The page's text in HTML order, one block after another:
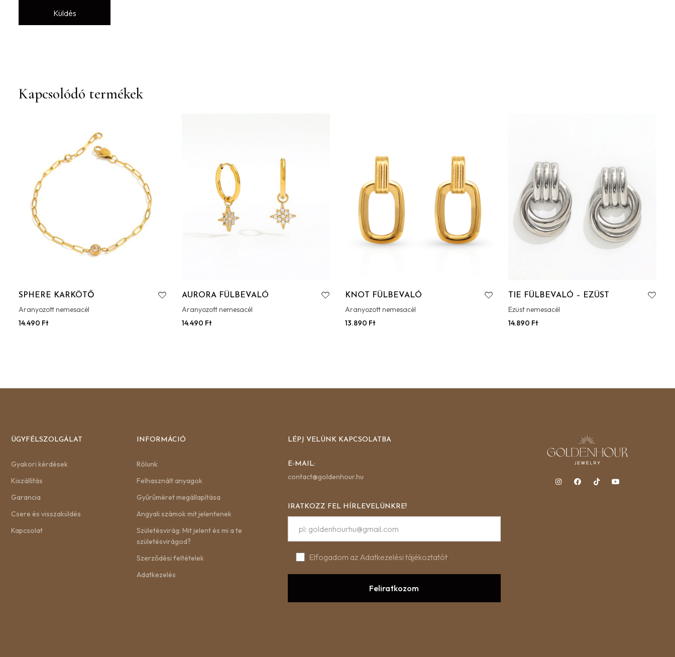
Kapcsolódó termékek
SPHERE KARKÖTŐ
Aranyozott nemesacél
14.490 Ft
AURORA FÜLBEVALÓ
Aranyozott nemesacél
14.490 Ft
KNOT FÜLBEVALÓ
Aranyozott nemesacél
13.890 Ft
TIE FÜLBEVALÓ – EZÜST
Ezüst nemesacél
14.890 Ft
ÜGYFÉLSZOLGÁLAT
Gyakori kérdések
Kiszállítás
Garancia
Csere és visszaküldés
Kapcsolat
INFORMÁCIÓ
Rólunk
Felhasznált anyagok
Gyűrűméret megállapítása
Angyali számok mit jelentenek
Születésvirág: Mit jelent és mi a te
születésvirágod?
Szerződési feltételek
Adatkezelés
LÉPJ VELÜNK KAPCSOLATBA
E-MAIL:
contact@goldenhour.hu
IRATKOZZ FEL HÍRLEVELÜNKRE!
Elfogadom az Adatkezelési tájékoztatót.